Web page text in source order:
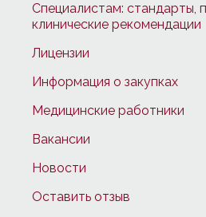
Специалистам: стандарты,
клинические рекомендации
Лицензии
Информация о закупках
Медицинские работники
Вакансии
Новости
Оставить отзыв